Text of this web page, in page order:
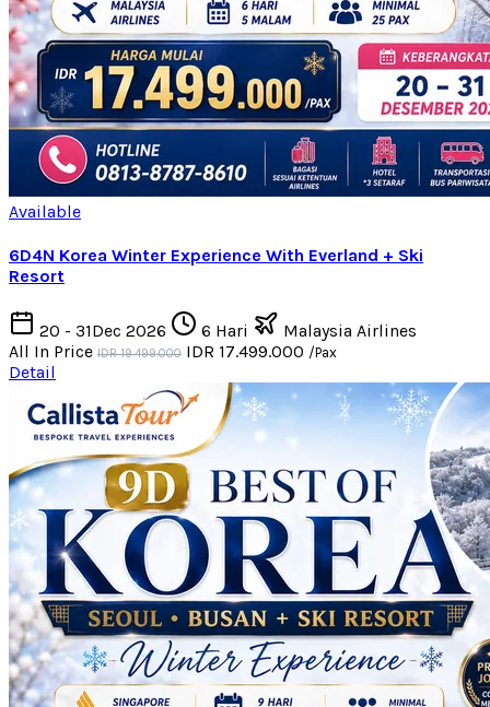
Available
6D4N Korea Winter Experience With Everland + Ski
Resort
20 - 31Dec 2026 6 Hari
Malaysia Airlines
All In Price IDR 19.499.000 IDR 17.499.000 /Pax
Detail